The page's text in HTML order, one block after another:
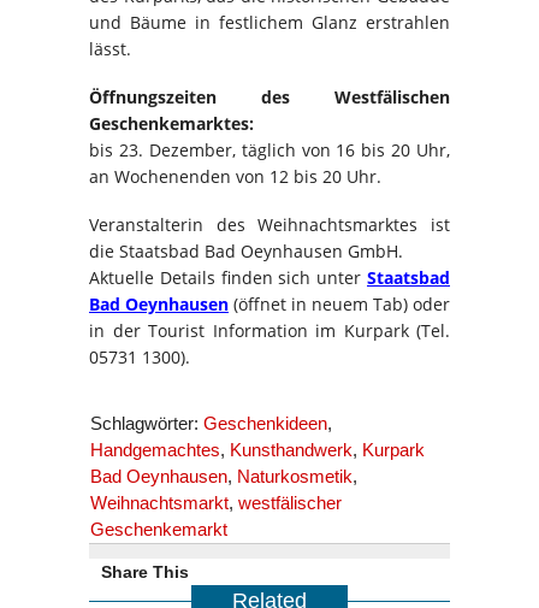
und Bäume in festlichem Glanz erstrahlen
lässt.
Öffnungszeiten des Westfälischen
Geschenkemarktes:
bis 23. Dezember, täglich von 16 bis 20 Uhr,
an Wochenenden von 12 bis 20 Uhr.
Veranstalterin des Weihnachtsmarktes ist
die Staatsbad Bad Oeynhausen GmbH.
Aktuelle Details finden sich unter Staatsbad
Bad Oeynhausen (öffnet in neuem Tab) oder
in der Tourist Information im Kurpark (Tel.
05731 1300).
Schlagwörter: Geschenkideen,
Handgemachtes, Kunsthandwerk, Kurpark
Bad Oeynhausen, Naturkosmetik,
Weihnachtsmarkt, westfälischer
Geschenkemarkt
Share This
Related